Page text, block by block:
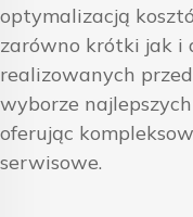
optymalizacją
zarówno krótki jak i
realizowanych
wyborze
oferując
serwisowe.